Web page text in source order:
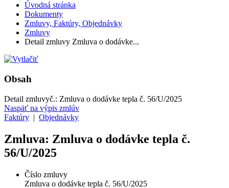
Úvodná stránka
Dokumenty
Zmluvy, Faktúry, Objednávky
Zmluvy
Detail zmluvy Zmluva o dodávke...
Obsah
Detail zmluvyč.: Zmluva o dodávke tepla č. 56/U/2025
Naspäť na výpis zmlúv
Faktúry | Objednávky
Zmluva: Zmluva o dodávke tepla č.
56/U/2025
Číslo zmluvy
Zmluva o dodávke tepla č. 56/U/2025